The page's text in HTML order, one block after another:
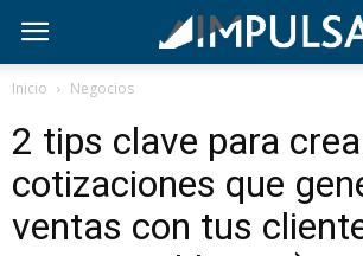
Inicio Negocios
2 tips clave para
cotizaciones que
ventas con tus